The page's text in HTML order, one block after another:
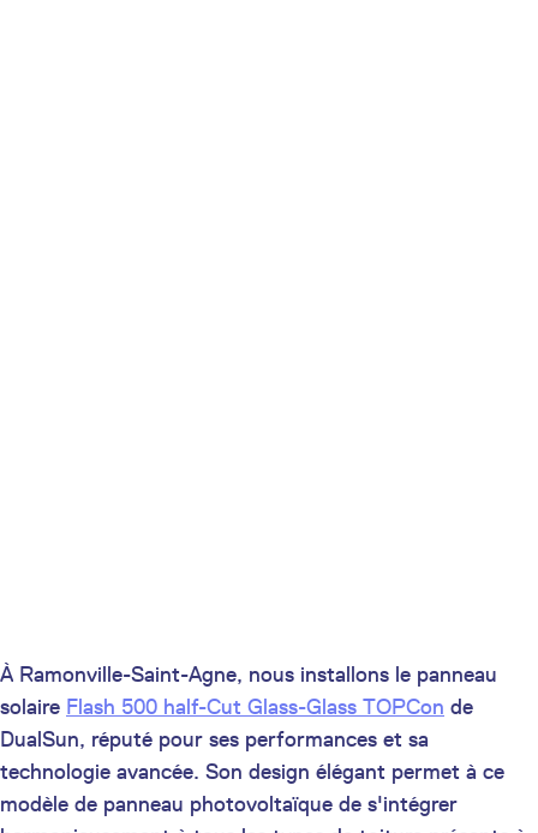
À Ramonville-Saint-Agne, nous installons le panneau
solaire Flash 500 half-Cut Glass-Glass TOPCon de
DualSun, réputé pour ses performances et sa
technologie avancée. Son design élégant permet à ce
modèle de panneau photovoltaïque de s'intégrer